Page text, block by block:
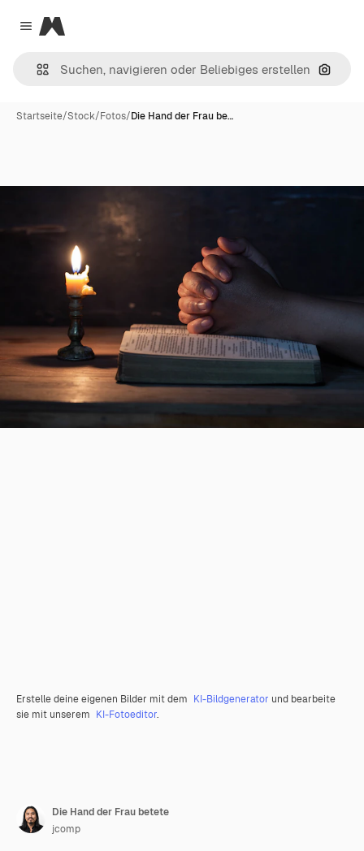
Close menu
Magnific
Nach
Startseite/Stock/Fotos/Die Hand der Frau be…
Erstelle deine eigenen Bilder mit dem KI-Bildgenerator und bearbeite
sie mit unserem KI-Fotoeditor.
Die Hand der Frau betete
jcomp